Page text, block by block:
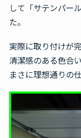
して「サテンパー
た。
実際に取り付けが
清潔感のある色合
まさに理想通りの